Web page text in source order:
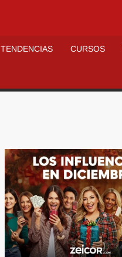
TENDENCIAS CURSOS